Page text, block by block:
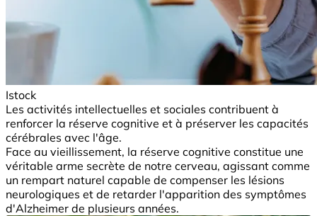
Istock
Les activités intellectuelles et sociales contribuent à
renforcer la réserve cognitive et à préserver les capacités
cérébrales avec l'âge.
Face au vieillissement, la réserve cognitive constitue une
véritable arme secrète de notre cerveau, agissant comme
un rempart naturel capable de compenser les lésions
neurologiques et de retarder l'apparition des symptômes
d'Alzheimer de plusieurs années.